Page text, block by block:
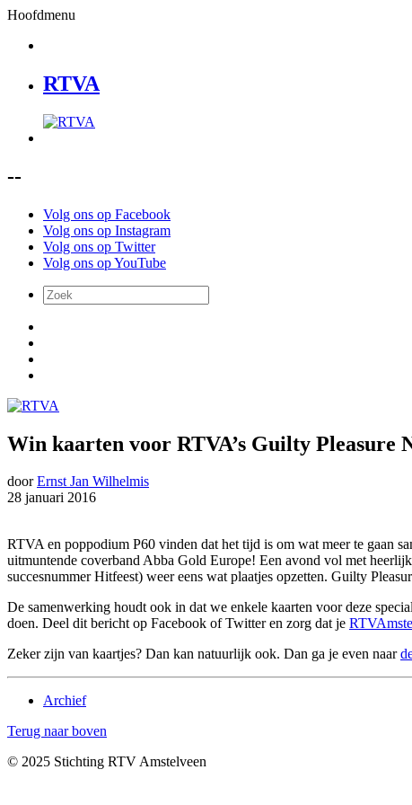
Hoofdmenu
RTVA
--
Volg ons op Facebook
Volg ons op Instagram
Volg ons op Twitter
Volg ons op YouTube
Win kaarten voor RTVA’s Guilty Pleasure
doorErnst Jan Wilhelmis
28 januari 2016
RTVA en poppodium P60 vinden dat het tijd is om wat meer te gaan
uitmuntende coverband Abba Gold Europe! Een avond vol met
succesnummer Hitfeest) weer eens wat plaatjes opzetten. Guilty
De samenwerking houdt ook in dat we enkele kaarten voor deze
doen. Deel dit bericht op Facebook of Twitter en zorg dat je
Zeker zijn van kaartjes? Dan kan natuurlijk ook. Dan ga je even naar
Archief
Terug naar boven
© 2025 Stichting RTV Amstelveen